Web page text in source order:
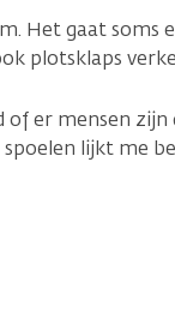
Het gaat soms
plotsklaps
of er mensen
lijkt me